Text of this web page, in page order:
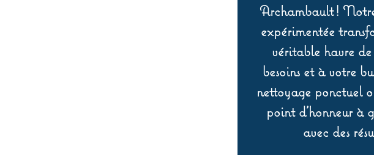
Archambault !
expérimentée
véritable havre
besoins et à votre
nettoyage ponctuel
point d’honneur à
avec des